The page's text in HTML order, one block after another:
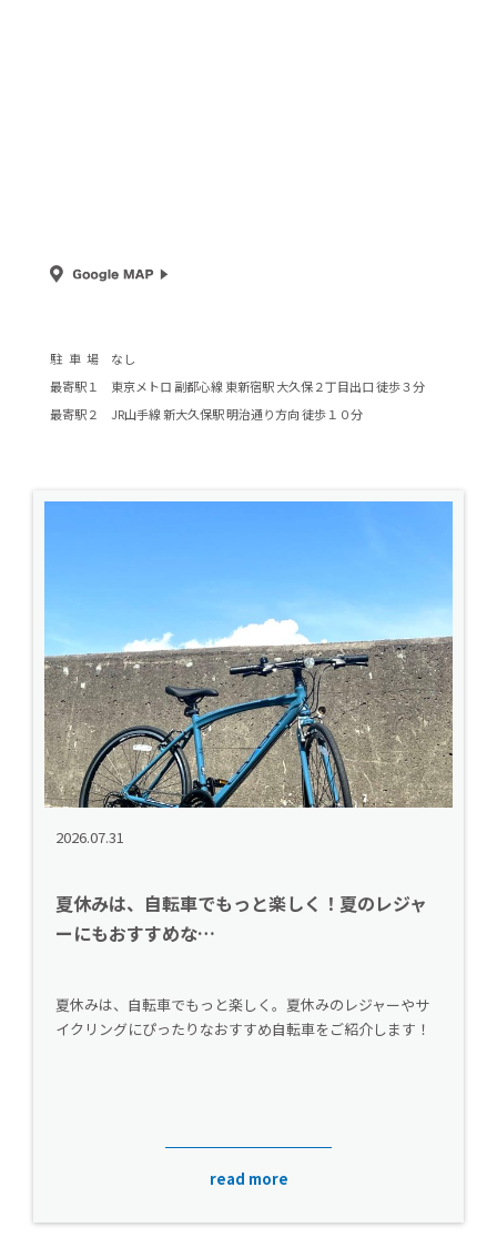
駐車場
なし
最寄駅１
東京メトロ 副都心線 東新宿駅 大久保２丁目出口 徒歩３分
最寄駅２
JR山手線 新大久保駅 明治通り方向 徒歩１０分
2026.07.31
夏休みは、自転車でもっと楽しく！夏のレジャ
ーにもおすすめな…
夏休みは、自転車でもっと楽しく。夏休みのレジャーやサ
イクリングにぴったりなおすすめ自転車をご紹介します！
read more